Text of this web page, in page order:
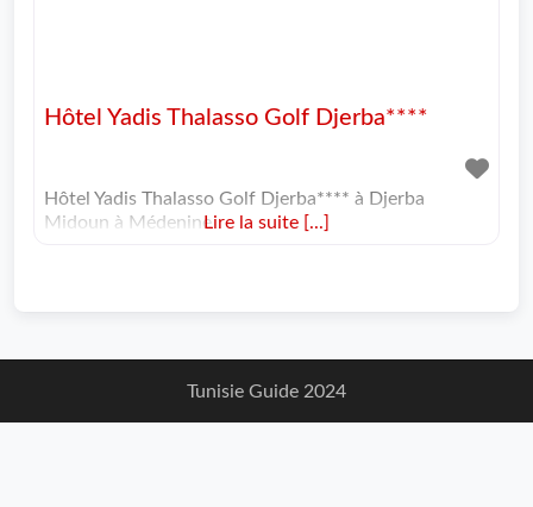
Hôtel Yadis Thalasso Golf Djerba****
Hôtel Yadis Thalasso Golf Djerba**** à Djerba
Midoun à MédenineLire la suite [...]
Tunisie Guide 2024